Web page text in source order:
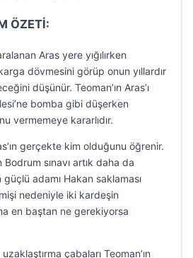
ÖZETİ:
Aras yere yığılırken
dövmesini görüp onun yıllardır
düşünür. Teoman’ın Aras’ı
bomba gibi düşerken
vermemeye kararlıdır.
gerçekte kim olduğunu öğrenir.
sınavı artık daha da
adamı Hakan saklaması
nedeniyle iki kardeşin
en baştan ne gerekiyorsa
uzaklaştırma çabaları Teoman’ın